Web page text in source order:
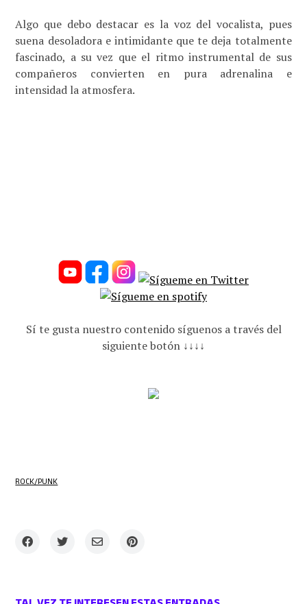
Algo que debo destacar es la voz del vocalista, pues
suena desoladora e intimidante que te deja totalmente
fascinado, a su vez que el ritmo instrumental de sus
compañeros convierten en pura adrenalina e
intensidad la atmosfera.
Sí te gusta nuestro contenido síguenos a través del
siguiente botón ↓↓↓↓
ROCK/PUNK